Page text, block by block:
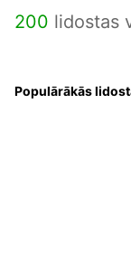
200 lidostas
Populārākās